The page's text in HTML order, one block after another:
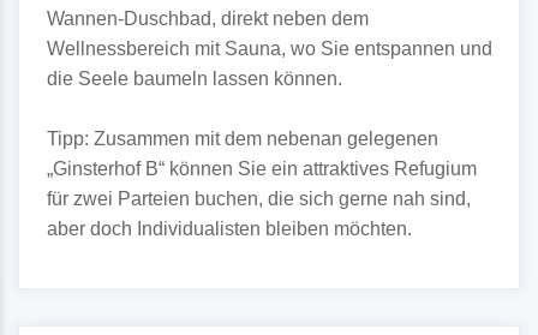
Wannen-Duschbad, direkt neben dem
Wellnessbereich mit Sauna, wo Sie entspannen und
die Seele baumeln lassen können.
Tipp: Zusammen mit dem nebenan gelegenen
„Ginsterhof B“ können Sie ein attraktives Refugium
für zwei Parteien buchen, die sich gerne nah sind,
aber doch Individualisten bleiben möchten.